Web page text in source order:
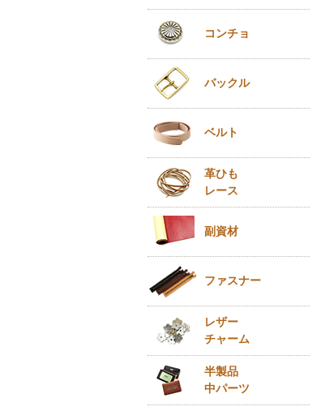
コンチョ
バックル
ベルト
革ひも
レース
副資材
ファスナー
レザー
チャーム
半製品
中パーツ